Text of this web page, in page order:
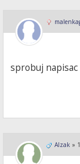
sprobuj napisac
Alzak »